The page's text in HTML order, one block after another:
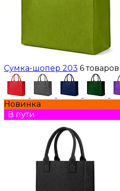
Сумка-шопер 203 6 товаров
Новинка
В пути